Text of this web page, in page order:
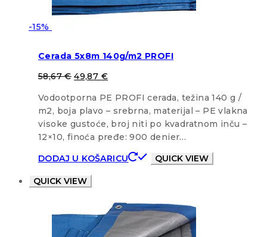
-15%
Cerada 5x8m 140g/m2 PROFI
58,67€ 49,87 €
Vodootporna PE PROFI cerada, težina 140 g /
m2, boja plavo – srebrna, materijal – PE vlakna
visoke gustoće, broj niti po kvadratnom inču –
12×10, finoća pređe: 900 denier…
DODAJ U KOŠARICU
QUICK VIEW
QUICK VIEW